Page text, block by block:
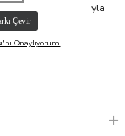
kar amacıyla
dengesini
fayda
kullanımını